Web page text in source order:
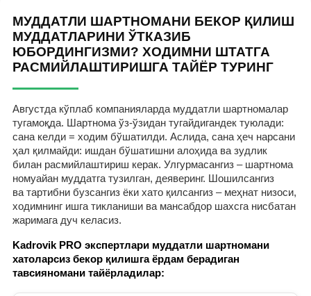
МУДДАТЛИ ШАРТНОМАНИ БЕКОР ҚИЛИШ
МУДДАТЛАРИНИ ЎТКАЗИБ
ЮБОРДИНГИЗМИ? ХОДИМНИ ШТАТГА
РАСМИЙЛАШТИРИШГА ТАЙЁР ТУРИНГ
Августда кўплаб компанияларда муддатли шартномалар
тугамоқда. Шартнома ўз-ўзидан тугайдигандек туюлади:
сана келди = ходим бўшатилди. Аслида, сана ҳеч нарсани
ҳал қилмайди: ишдан бўшатишни алоҳида ва зудлик
билан расмийлаштириш керак. Улгурмасангиз – шартнома
номуайан муддатга тузилган, деяверинг. Шошилсангиз
ва тартибни бузсангиз ёки хато қилсангиз – меҳнат низоси,
ходимнинг ишга тикланиши ва мансабдор шахсга нисбатан
жаримага дуч келасиз.
Kadrovik PRO экспертлари муддатли шартномани
хатоларсиз бекор қилишга ёрдам берадиган
тавсияномани тайёрладилар: